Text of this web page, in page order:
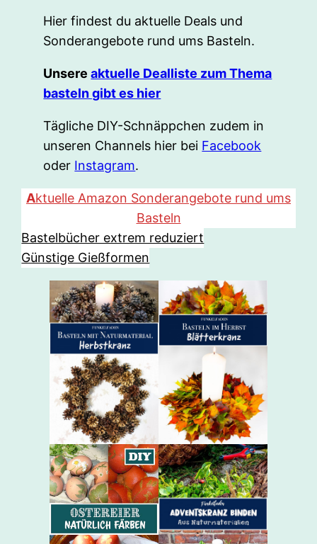
Hier findest du aktuelle Deals und
Sonderangebote rund ums Basteln.
Unsereaktuelle Dealliste zum Thema
basteln gibt es hier
Tägliche DIY-Schnäppchen zudem in
unseren Channels hier bei Facebook
oder Instagram.
Aktuelle Amazon Sonderangebote rund ums
Basteln
Bastelbücher extrem reduziert
Günstige Gießformen